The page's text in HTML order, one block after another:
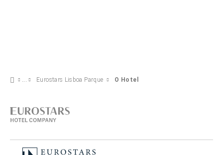
Eurostars Lisboa Parque O Hotel